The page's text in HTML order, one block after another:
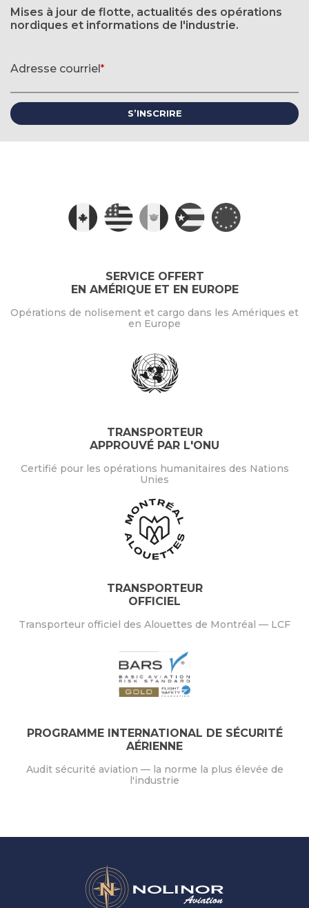
Mises à jour de flotte, actualités des opérations
nordiques et informations de l'industrie.
Adresse courriel *
SERVICE OFFERT
EN AMÉRIQUE ET EN EUROPE
Opérations de nolisement et cargo dans les Amériques et
en Europe
TRANSPORTEUR
APPROUVÉ PAR L'ONU
Certifié pour les opérations humanitaires des Nations
Unies
TRANSPORTEUR
OFFICIEL
Transporteur officiel des Alouettes de Montréal — LCF
PROGRAMME INTERNATIONAL DE SÉCURITÉ
AÉRIENNE
Audit sécurité aviation — la norme la plus élevée de
l'industrie